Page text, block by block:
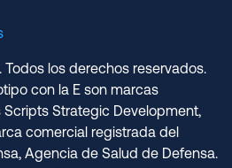
los derechos reservados.
con la E son marcas
Strategic Development,
comercial registrada del
Agencia de Salud de Defensa.